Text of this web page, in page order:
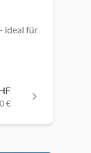
ideal für
€